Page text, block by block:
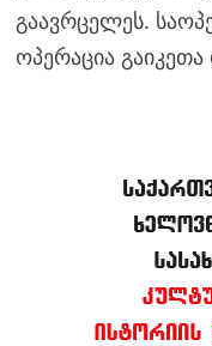
გაავრცელეს.
ოპერაცია